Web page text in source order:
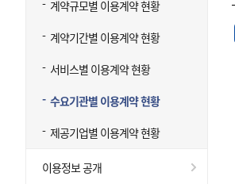
계약규모별 이용계약 현황
계약기간별 이용계약 현황
서비스별 이용계약 현황
수요기관별 이용계약 현황
제공기업별 이용계약 현황
이용정보 공개